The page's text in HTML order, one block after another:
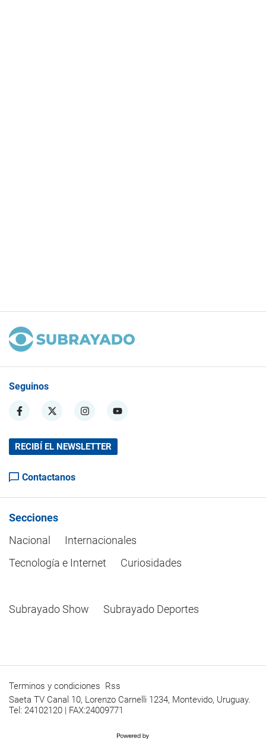
Seguinos
RECIBÍ EL NEWSLETTER
Contactanos
Secciones
Nacional
Internacionales
Tecnología e Internet
Curiosidades
Subrayado Show Subrayado Deportes
Terminos y condiciones Rss
Saeta TV Canal 10, Lorenzo Carnelli 1234, Montevido, Uruguay.
Tel: 24102120 | FAX:24009771